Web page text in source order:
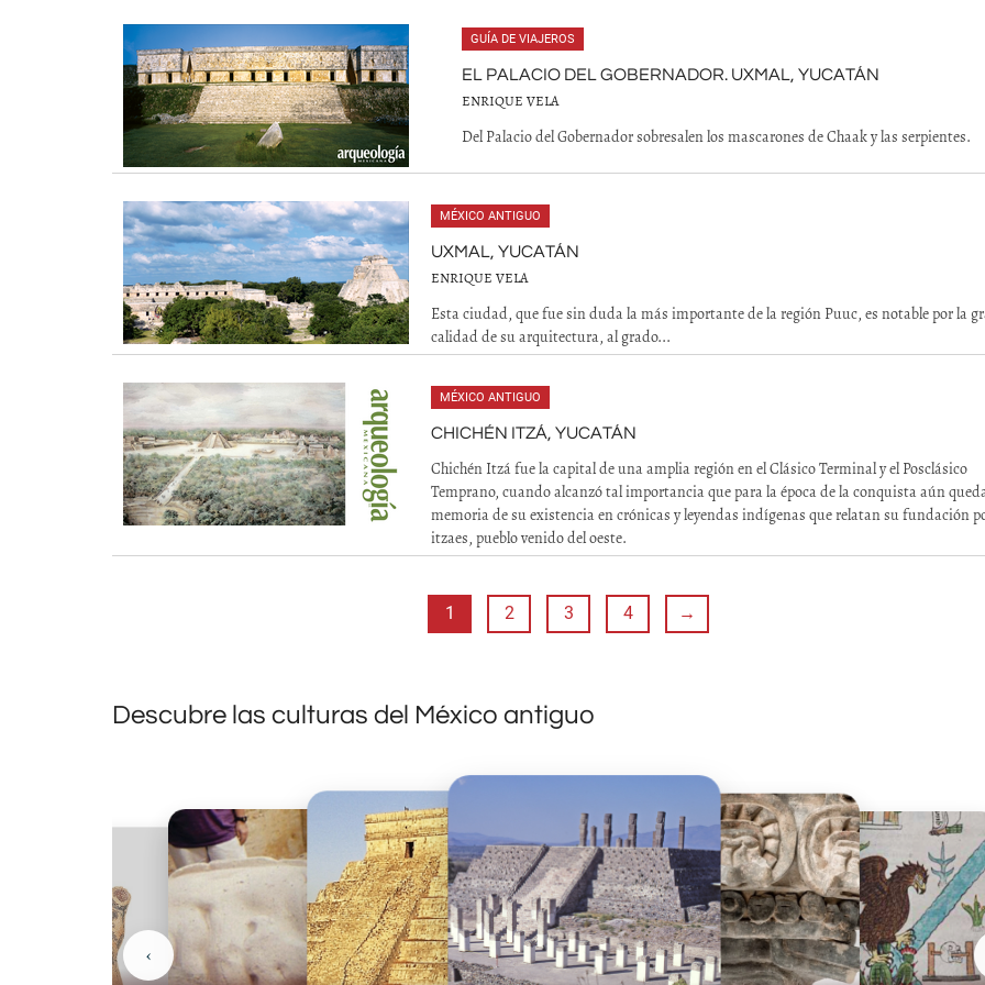
GUÍA DE VIAJEROS
EL PALACIO DEL GOBERNADOR. UXMAL, YUCATÁN
ENRIQUE VELA
Del Palacio del Gobernador sobresalen los mascarones de Chaak y las serpientes.
MÉXICO ANTIGUO
UXMAL, YUCATÁN
ENRIQUE VELA
Esta ciudad, que fue sin duda la más importante de la región Puuc, es notable por la
calidad de su arquitectura, al grado...
MÉXICO ANTIGUO
CHICHÉN ITZÁ, YUCATÁN
Chichén Itzá fue la capital de una amplia región en el Clásico Terminal y el Posclásico
Temprano, cuando alcanzó tal importancia que para la época de la conquista aún
memoria de su existencia en crónicas y leyendas indígenas que relatan su fundación
itzaes, pueblo venido del oeste.
1 2 3 4 →
Descubre las culturas del México antiguo
‹